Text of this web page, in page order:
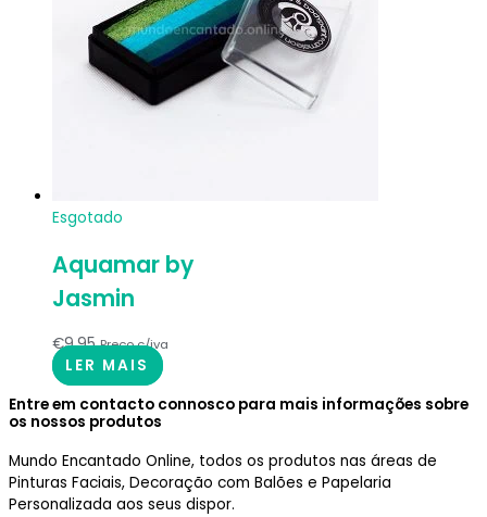
Esgotado
Aquamar by
Jasmin
€9.95 Preço c/iva
LER MAIS
Entre em contacto connosco para mais informações sobre
os nossos produtos
Mundo Encantado Online, todos os produtos nas áreas de
Pinturas Faciais, Decoração com Balões e Papelaria
Personalizada aos seus dispor.